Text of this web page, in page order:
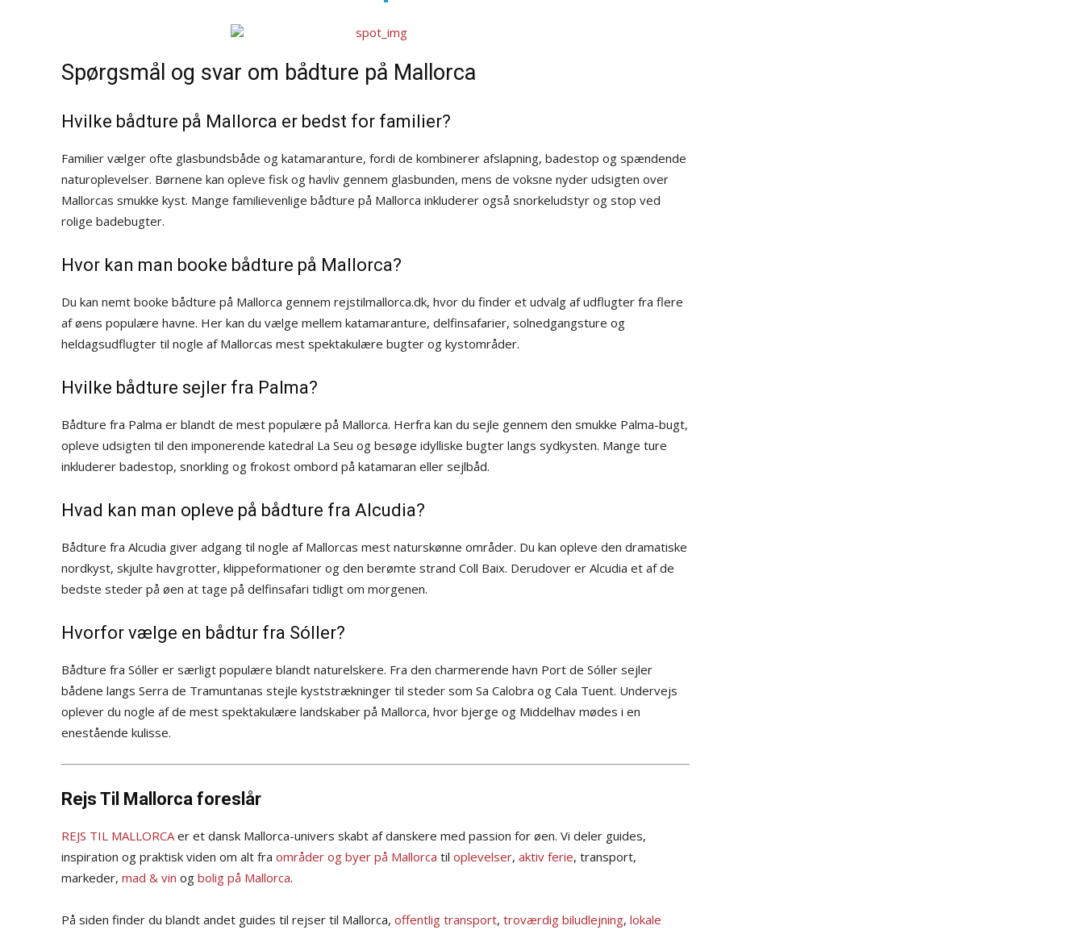
Spørgsmål og svar om bådture på Mallorca
Hvilke bådture på Mallorca er bedst for familier?
Familier vælger ofte glasbundsbåde og katamaranture, fordi de kombinerer afslapning, badestop og spændende
naturoplevelser. Børnene kan opleve fisk og havliv gennem glasbunden, mens de voksne nyder udsigten over
Mallorcas smukke kyst. Mange familievenlige bådture på Mallorca inkluderer også snorkeludstyr og stop ved
rolige badebugter.
Hvor kan man booke bådture på Mallorca?
Du kan nemt booke bådture på Mallorca gennem rejstilmallorca.dk, hvor du finder et udvalg af udflugter fra flere
af øens populære havne. Her kan du vælge mellem katamaranture, delfinsafarier, solnedgangsture og
heldagsudflugter til nogle af Mallorcas mest spektakulære bugter og kystområder.
Hvilke bådture sejler fra Palma?
Bådture fra Palma er blandt de mest populære på Mallorca. Herfra kan du sejle gennem den smukke Palma-bugt,
opleve udsigten til den imponerende katedral La Seu og besøge idylliske bugter langs sydkysten. Mange ture
inkluderer badestop, snorkling og frokost ombord på katamaran eller sejlbåd.
Hvad kan man opleve på bådture fra Alcudia?
Bådture fra Alcudia giver adgang til nogle af Mallorcas mest naturskønne områder. Du kan opleve den dramatiske
nordkyst, skjulte havgrotter, klippeformationer og den berømte strand Coll Baix. Derudover er Alcudia et af de
bedste steder på øen at tage på delfinsafari tidligt om morgenen.
Hvorfor vælge en bådtur fra Sóller?
Bådture fra Sóller er særligt populære blandt naturelskere. Fra den charmerende havn Port de Sóller sejler
bådene langs Serra de Tramuntanas stejle kyststrækninger til steder som Sa Calobra og Cala Tuent. Undervejs
oplever du nogle af de mest spektakulære landskaber på Mallorca, hvor bjerge og Middelhav mødes i en
enestående kulisse.
Rejs Til Mallorca foreslår
REJS TIL MALLORCA er et dansk Mallorca-univers skabt af danskere med passion for øen. Vi deler guides,
inspiration og praktisk viden om alt fra områder og byer på Mallorca til oplevelser, aktiv ferie, transport,
markeder, mad & vin og bolig på Mallorca.
På siden finder du blandt andet guides til rejser til Mallorca, offentlig transport, troværdig biludlejning, lokale